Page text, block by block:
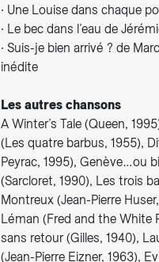
∙ Une Louise dans chaque
∙ Le bec dans l’eau de
∙ Suis-je bien arrivé ? de
inédite
Les autres chansons
A Winter’s Tale (Queen,
(Les quatre barbus, 1955),
Peyrac, 1995), Genève…ou
(Sarcloret, 1990), Les trois
Montreux (Jean-Pierre
Léman (Fred and the White
sans retour (Gilles, 1940),
(Jean-Pierre Eizner, 1963),